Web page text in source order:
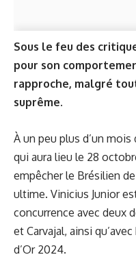
Sous le feu des
pour son
rapproche, malgré
suprême.
À un peu plus d’un
qui aura lieu le 28
empêcher le Brésilien
ultime. Vinicius Junior
concurrence avec deux
et Carvajal, ainsi
d’Or 2024.